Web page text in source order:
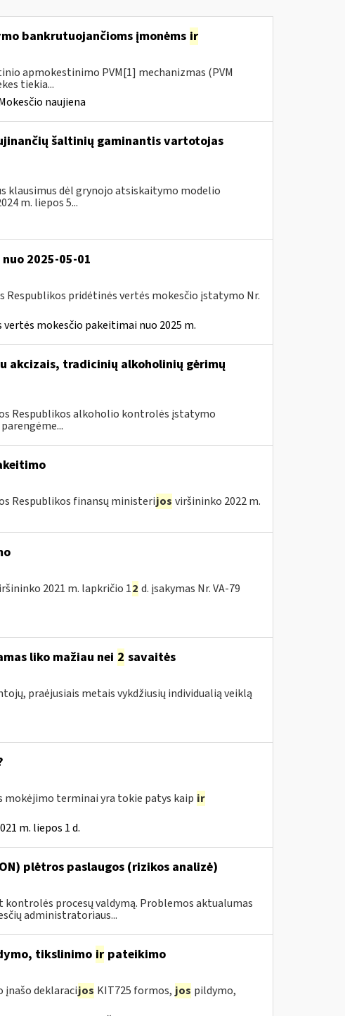
bankrutuojančioms įmonėms ir
apmokestinimo PVM[1] mechanizmas (PVM
tiekia...
naujiena
šaltinių gaminantis vartotojas
klausimus dėl grynojo atsiskaitymo modelio
m. liepos 5...
2025-05-01
Respublikos pridėtinės vertės mokesčio įstatymo Nr.
vertės mokesčio pakeitimai nuo 2025 m.
akcizais, tradicinių alkoholinių gėrimų
Respublikos alkoholio kontrolės įstatymo
Respublikos finansų ministerijos viršininko 2022 m.
2021 m. lapkričio 12 d. įsakymas Nr. VA-79
liko mažiau nei 2 savaitės
praėjusiais metais vykdžiusių individualią veiklą
mokėjimo terminai yra tokie patys kaip ir
m. liepos 1 d.
plėtros paslaugos (rizikos analizė)
procesų valdymą. Problemos aktualumas
administratoriaus...
tikslinimo irpateikimo
įnašo deklaracijos KIT725 formos, jos pildymo,